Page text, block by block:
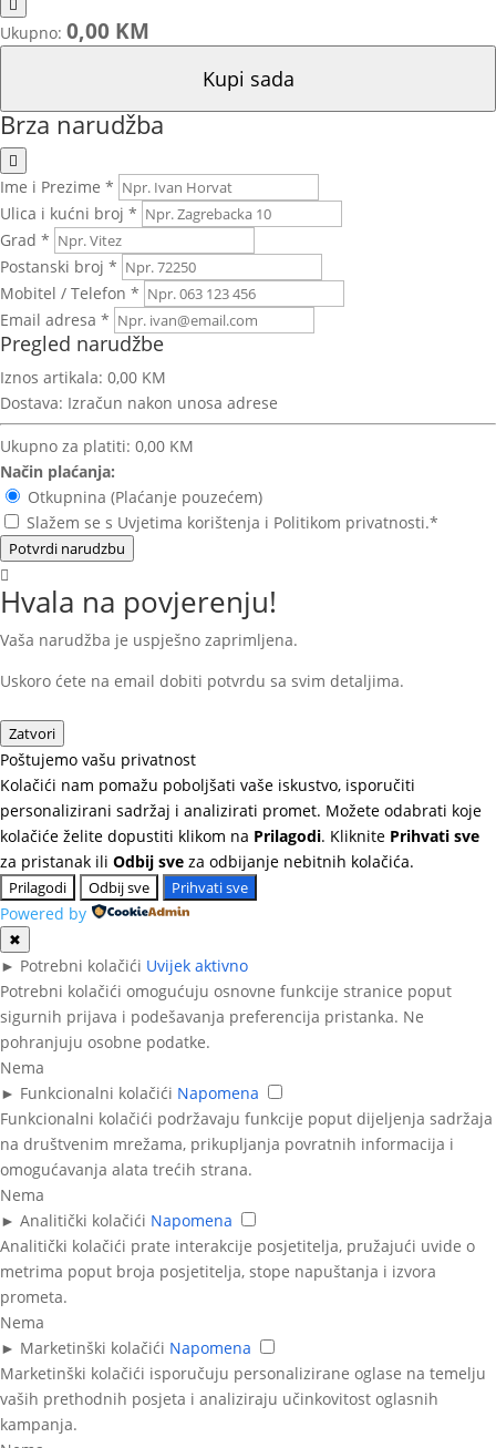
Ukupno: 0,00 KM
Kupi sada
Brza narudžba
Ime i Prezime *
Ulica i kućni broj *
Grad *
Postanski broj *
Mobitel / Telefon *
Email adresa *
Pregled narudžbe
Iznos artikala: 0,00 KM
Dostava: Izračun nakon unosa adrese
Ukupno za platiti: 0,00 KM
Način plaćanja:
Otkupnina (Plaćanje pouzećem)
Slažem se s Uvjetima korištenja i Politikom privatnosti.*
Potvrdi narudzbu
Hvala na povjerenju!
Vaša narudžba je uspješno zaprimljena.
Uskoro ćete na email dobiti potvrdu sa svim detaljima.
Zatvori
Poštujemo vašu privatnost
Kolačići nam pomažu poboljšati vaše iskustvo, isporučiti
personalizirani sadržaj i analizirati promet. Možete odabrati koje
kolačiće želite dopustiti klikom na Prilagodi. Kliknite Prihvati sve
za pristanak ili Odbij sve za odbijanje nebitnih kolačića.
Prilagodi Odbij sve Prihvati sve
Powered by
✖
► Potrebni kolačići Uvijek aktivno
Potrebni kolačići omogućuju osnovne funkcije stranice poput
sigurnih prijava i podešavanja preferencija pristanka. Ne
pohranjuju osobne podatke.
Nema
► Funkcionalni kolačići Napomena
Funkcionalni kolačići podržavaju funkcije poput dijeljenja sadržaja
na društvenim mrežama, prikupljanja povratnih informacija i
omogućavanja alata trećih strana.
Nema
► Analitički kolačići Napomena
Analitički kolačići prate interakcije posjetitelja, pružajući uvide o
metrima poput broja posjetitelja, stope napuštanja i izvora
prometa.
Nema
► Marketinški kolačići Napomena
Marketinški kolačići isporučuju personalizirane oglase na temelju
vaših prethodnih posjeta i analiziraju učinkovitost oglasnih
kampanja.